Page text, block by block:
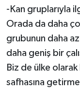
-Kan gruplarıyla
Orada da daha
grubunun daha
daha geniş bir
Biz de ülke
safhasına